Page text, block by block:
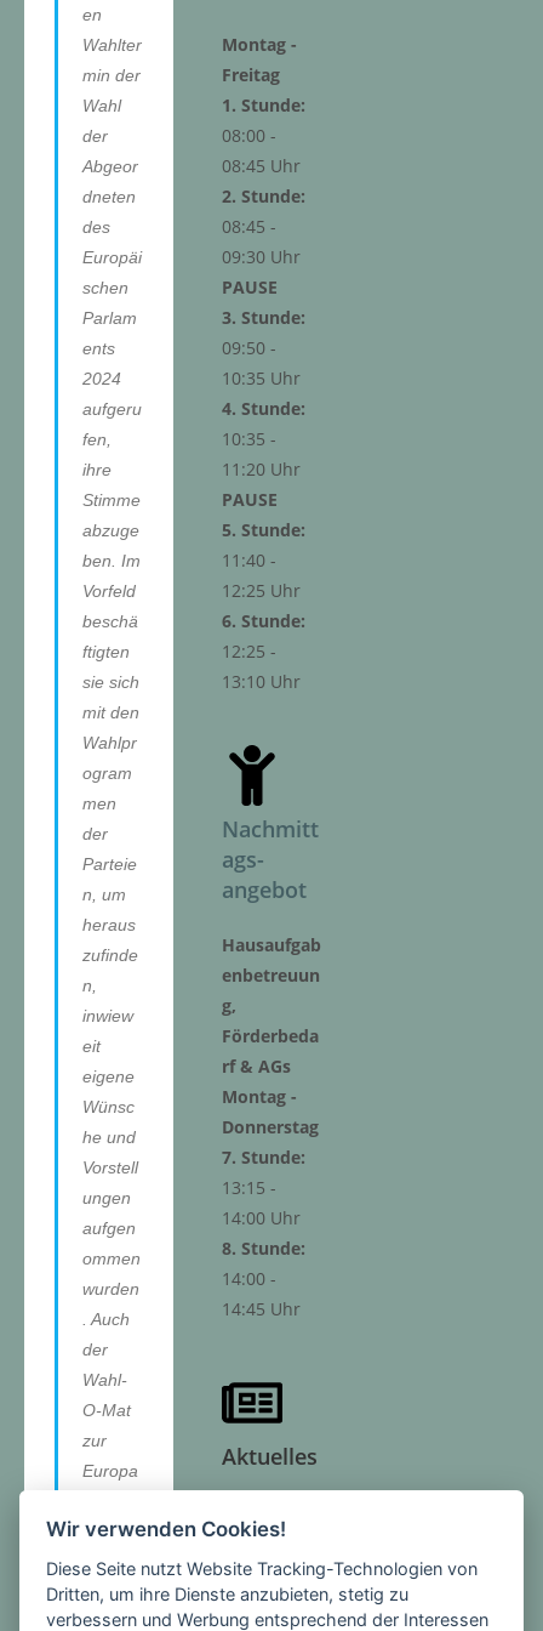
Montag -
Freitag
1. Stunde:
08:00 -
08:45 Uhr
2. Stunde:
08:45 -
09:30 Uhr
PAUSE
3. Stunde:
09:50 -
10:35 Uhr
4. Stunde:
10:35 -
11:20 Uhr
PAUSE
5. Stunde:
11:40 -
12:25 Uhr
6. Stunde:
12:25 -
13:10 Uhr
Nachmitt
ags-
angebot
Hausaufgab
enbetreuun
g,
Förderbeda
rf & AGs
Montag -
Donnerstag
7. Stunde:
13:15 -
14:00 Uhr
8. Stunde:
14:00 -
14:45 Uhr
Aktuelles
Sie
Neuigkeiten
und
en
Wahlter
min der
Wahl
der
Abgeor
dneten
des
Europäi
schen
Parlam
ents
2024
aufgeru
fen,
ihre
Stimme
abzuge
ben. Im
Vorfeld
beschä
ftigten
sie sich
mit den
Wahlpr
ogram
men
der
Parteie
n, um
heraus
zufinde
n,
inwiew
eit
eigene
Wünsc
he und
Vorstell
ungen
aufgen
ommen
wurden
. Auch
der
Wahl-
O-Mat
zur
Europa
war
eine
wichtig
e
Wir verwenden Cookies!
Diese Seite nutzt Website Tracking-Technologien von
Dritten, um ihre Dienste anzubieten, stetig zu
verbessern und Werbung entsprechend der Interessen